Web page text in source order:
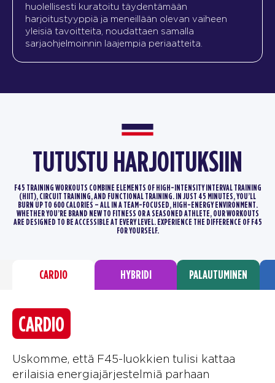
huolellisesti kuratoitu täydentämään
harjoitustyyppiä ja meneillään olevan vaiheen
yleisiä tavoitteita, noudattaen samalla
sarjaohjelmoinnin laajempia periaatteita.
TUTUSTU HARJOITUKSIIN
F45 TRAINING WORKOUTS COMBINE ELEMENTS OF HIGH-INTENSITY INTERVAL TRAINING
(HIIT), CIRCUIT TRAINING, AND FUNCTIONAL TRAINING. IN JUST 45 MINUTES, YOU’LL
BURN UP TO 600 CALORIES – ALL IN A TEAM-FOCUSED, HIGH-ENERGY ENVIRONMENT.
WHETHER YOU’RE BRAND NEW TO FITNESS OR A SEASONED ATHLETE, OUR WORKOUTS
ARE DESIGNED TO BE ACCESSIBLE AT EVERY LEVEL. EXPERIENCE THE DIFFERENCE OF F45
FOR YOURSELF.
CARDIO HYBRIDI PALAUTUMINEN
CARDIO
Uskomme, että F45-luokkien tulisi kattaa
erilaisia ​​energiajärjestelmiä parhaan